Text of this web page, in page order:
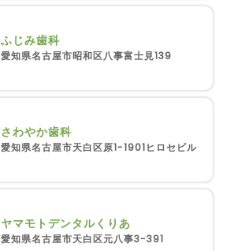
ふじみ歯科
愛知県名古屋市昭和区八事富士見139
さわやか歯科
愛知県名古屋市天白区原1-1901ヒロセビル
ヤマモトデンタルくりあ
愛知県名古屋市天白区元八事3-391